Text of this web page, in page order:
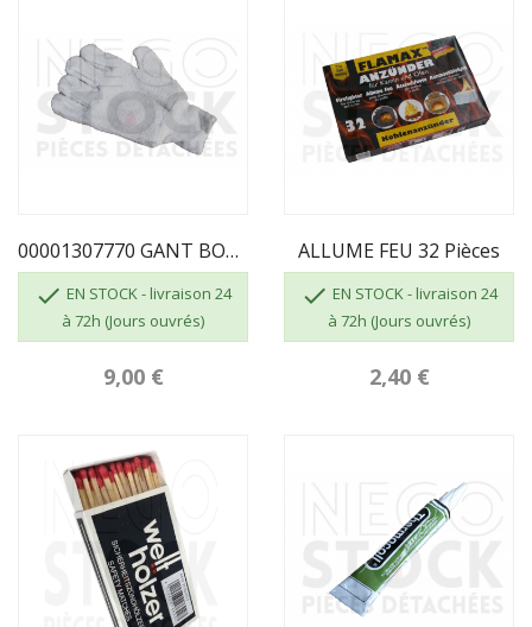
00001307770 GANT BOUCLETTE 4700 TAILLE 10
 EN STOCK - livraison 24
à 72h (Jours ouvrés)
9,00 €
ALLUME FEU 32 Pièces
 EN STOCK - livraison 24
à 72h (Jours ouvrés)
2,40 €